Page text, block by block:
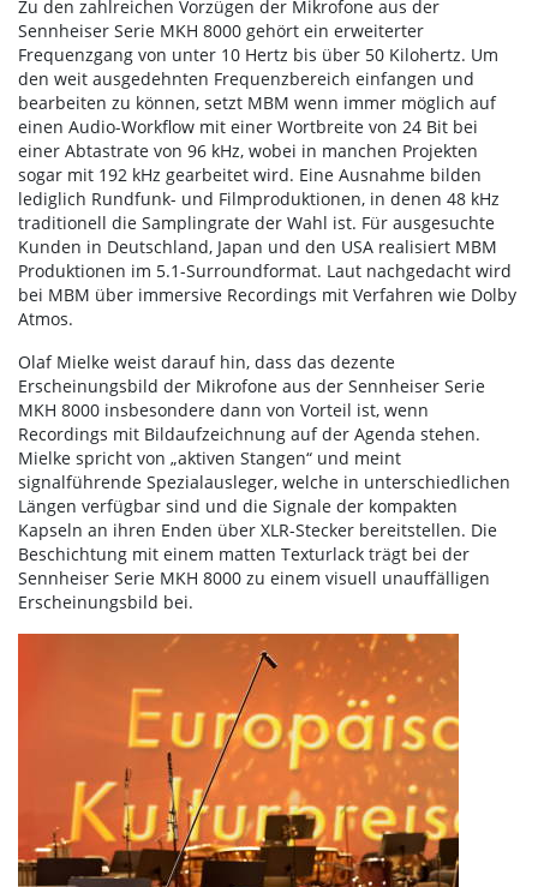
Zu den zahlreichen Vorzügen der Mikrofone aus der
Sennheiser Serie MKH 8000 gehört ein erweiterter
Frequenzgang von unter 10 Hertz bis über 50 Kilohertz. Um
den weit ausgedehnten Frequenzbereich einfangen und
bearbeiten zu können, setzt MBM wenn immer möglich auf
einen Audio-Workflow mit einer Wortbreite von 24 Bit bei
einer Abtastrate von 96 kHz, wobei in manchen Projekten
sogar mit 192 kHz gearbeitet wird. Eine Ausnahme bilden
lediglich Rundfunk- und Filmproduktionen, in denen 48 kHz
traditionell die Samplingrate der Wahl ist. Für ausgesuchte
Kunden in Deutschland, Japan und den USA realisiert MBM
Produktionen im 5.1-Surroundformat. Laut nachgedacht wird
bei MBM über immersive Recordings mit Verfahren wie Dolby
Atmos.
Olaf Mielke weist darauf hin, dass das dezente
Erscheinungsbild der Mikrofone aus der Sennheiser Serie
MKH 8000 insbesondere dann von Vorteil ist, wenn
Recordings mit Bildaufzeichnung auf der Agenda stehen.
Mielke spricht von „aktiven Stangen“ und meint
signalführende Spezialausleger, welche in unterschiedlichen
Längen verfügbar sind und die Signale der kompakten
Kapseln an ihren Enden über XLR-Stecker bereitstellen. Die
Beschichtung mit einem matten Texturlack trägt bei der
Sennheiser Serie MKH 8000 zu einem visuell unauffälligen
Erscheinungsbild bei.